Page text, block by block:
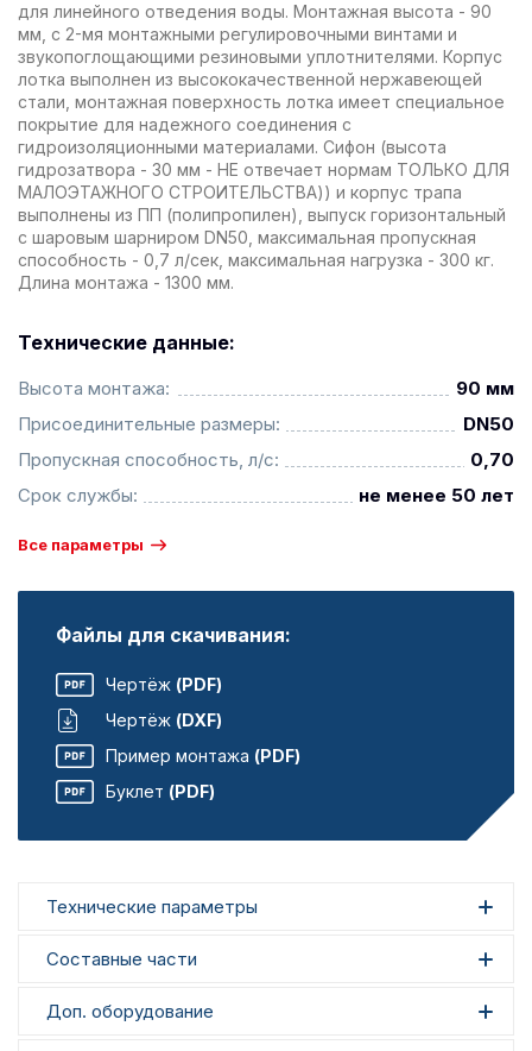
для линейного отведения воды. Монтажная высота - 90
мм, с 2-мя монтажными регулировочными винтами и
звукопоглощающими резиновыми уплотнителями. Корпус
лотка выполнен из высококачественной нержавеющей
стали, монтажная поверхность лотка имеет специальное
покрытие для надежного соединения с
гидроизоляционными материалами. Сифон (высота
гидрозатвора - 30 мм - НЕ отвечает нормам ТОЛЬКО ДЛЯ
МАЛОЭТАЖНОГО СТРОИТЕЛЬСТВА)) и корпус трапа
выполнены из ПП (полипропилен), выпуск горизонтальный
с шаровым шарниром DN50, максимальная пропускная
способность - 0,7 л/сек, максимальная нагрузка - 300 кг.
Длина монтажа - 1300 мм.
Технические данные:
Высота монтажа:
90 мм
Присоединительные размеры:
DN50
Пропускная способность, л/с:
0,70
Срок службы:
не менее 50 лет
Все параметры
Файлы для скачивания:
Чертёж (PDF)
Чертёж (DXF)
Пример монтажа (PDF)
Буклет (PDF)
Технические параметры
Составные части
Доп. оборудование